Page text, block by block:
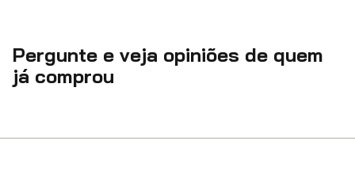
Pergunte e veja opiniões de quem
já comprou